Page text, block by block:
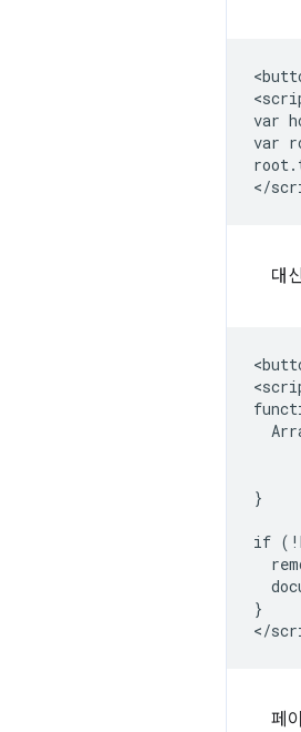
var
var
대
}
if
}
페